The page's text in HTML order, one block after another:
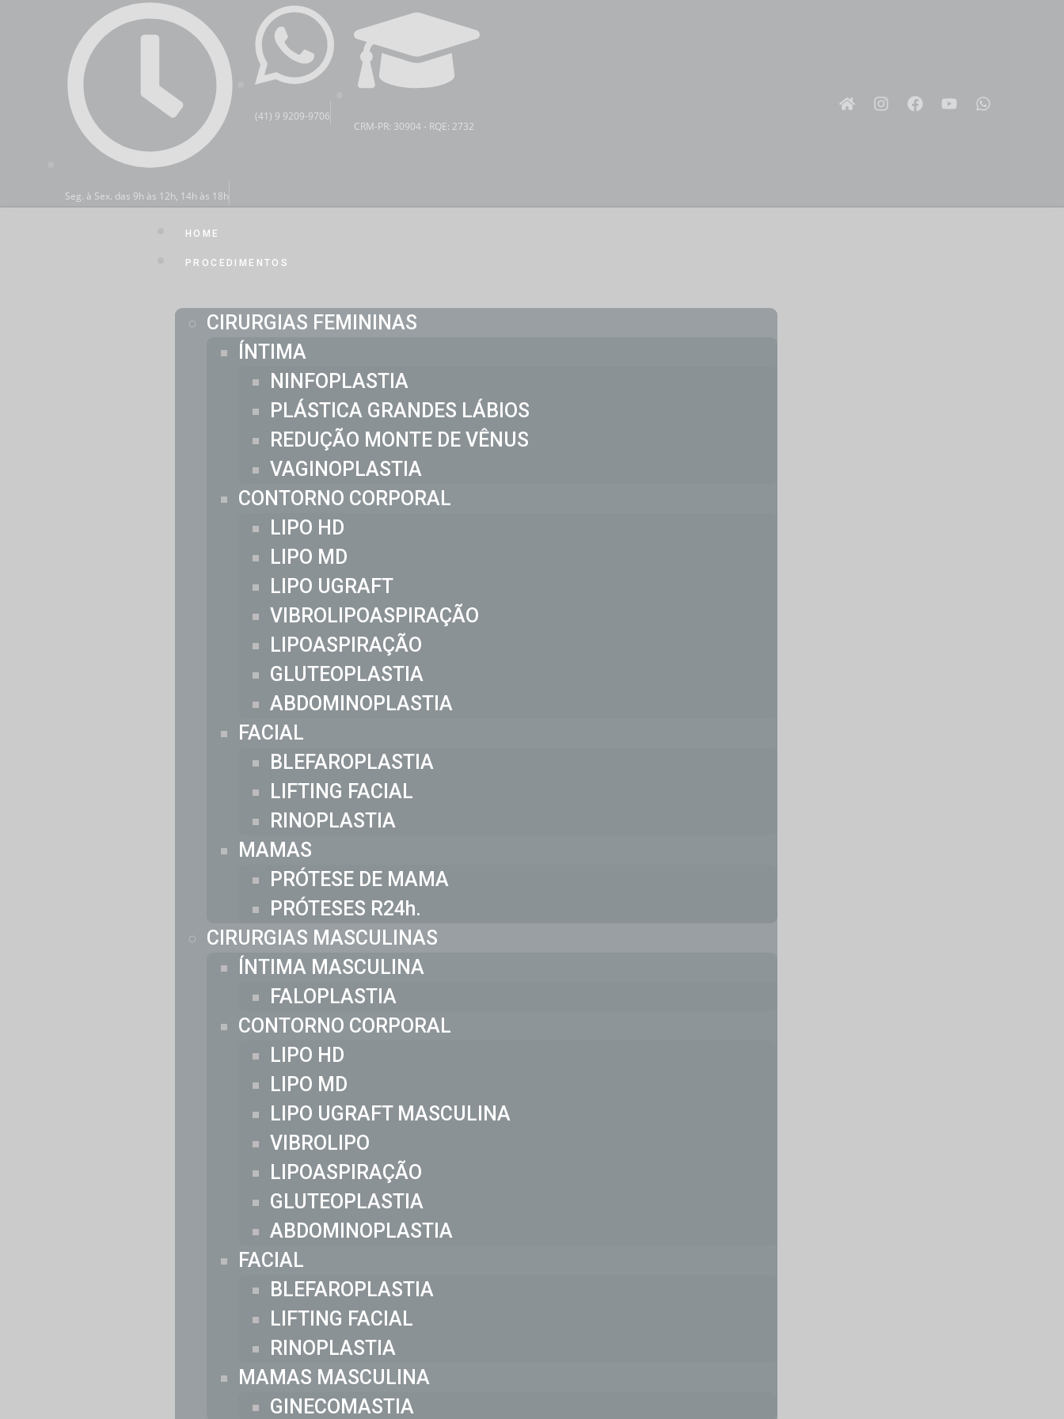
Seg. à Sex. das 9h às 12h, 14h às 18h
(41) 9 9209-9706
CRM-PR: 30904 - RQE: 2732
HOME
PROCEDIMENTOS
CIRURGIAS FEMININAS
ÍNTIMA
NINFOPLASTIA
PLÁSTICA GRANDES LÁBIOS
REDUÇÃO MONTE DE VÊNUS
VAGINOPLASTIA
CONTORNO CORPORAL
LIPO HD
LIPO MD
LIPO UGRAFT
VIBROLIPOASPIRAÇÃO
LIPOASPIRAÇÃO
GLUTEOPLASTIA
ABDOMINOPLASTIA
FACIAL
BLEFAROPLASTIA
LIFTING FACIAL
RINOPLASTIA
MAMAS
PRÓTESE DE MAMA
PRÓTESES R24h.
CIRURGIAS MASCULINAS
ÍNTIMA MASCULINA
FALOPLASTIA
CONTORNO CORPORAL
LIPO HD
LIPO MD
LIPO UGRAFT MASCULINA
VIBROLIPO
LIPOASPIRAÇÃO
GLUTEOPLASTIA
ABDOMINOPLASTIA
FACIAL
BLEFAROPLASTIA
LIFTING FACIAL
RINOPLASTIA
MAMAS MASCULINA
GINECOMASTIA